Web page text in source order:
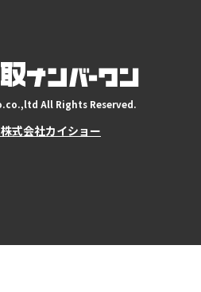
All Rights Reserved.
式会社カイショー